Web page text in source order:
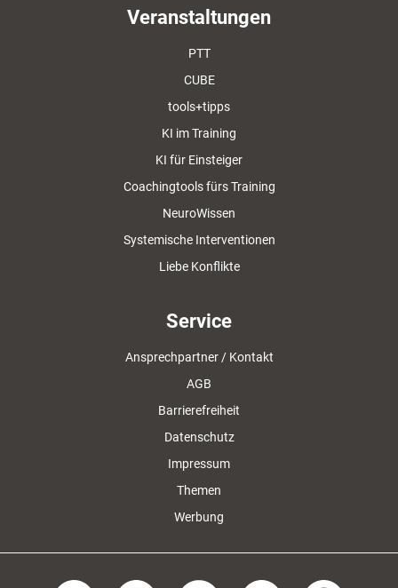
Veranstaltungen
PTT
CUBE
tools+tipps
KI im Training
KI für Einsteiger
Coachingtools fürs Training
NeuroWissen
Systemische Interventionen
Liebe Konflikte
Service
Ansprechpartner / Kontakt
AGB
Barrierefreiheit
Datenschutz
Impressum
Themen
Werbung